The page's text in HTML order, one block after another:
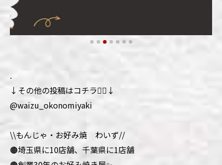
.
↓その他の投稿はコチラ💁‍♀️↓
@waizu_okonomiyaki
\\もんじゃ・お好み焼 わいず//
🟤埼玉県に10店舗、千葉県に1店舗